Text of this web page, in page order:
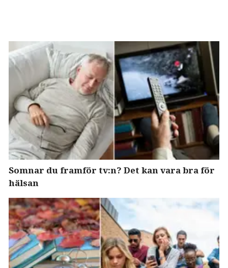
Somnar du framför tv:n? Det kan vara bra för
hälsan